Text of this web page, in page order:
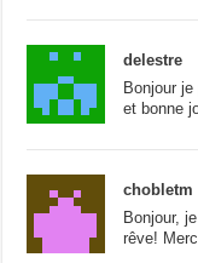
delestre
Bonjour
et bonne
chobletm
Bonjour,
rêve!